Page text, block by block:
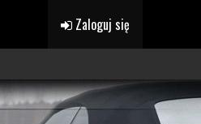
Zaloguj się